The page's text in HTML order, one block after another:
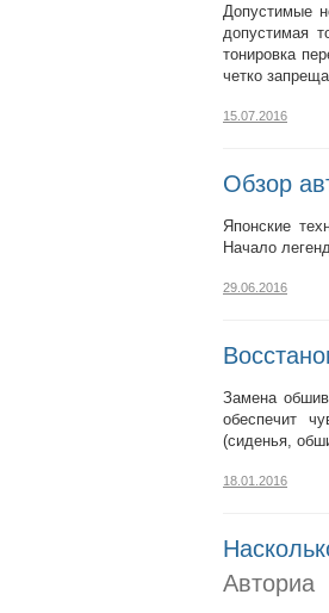
Допустимые
допустимая
тонировка
четко
15.07.2016
Обзор
Японские
Начало
29.06.2016
Замена
обеспечит
(сиденья,
18.01.2016
Авториа